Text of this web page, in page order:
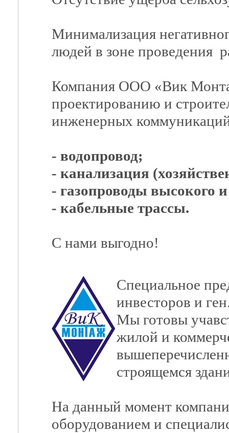
Минимализация
людей в зоне проведения
Компания ООО «Вик
проектированию и
инженерных
- водопровод;
- канализация
- газопроводы высокого
- кабельные трассы.
С нами выгодно!
Специальное
инвесторов и
Мы готовы
жилой и
строящемся
На данный момент
оборудованием и